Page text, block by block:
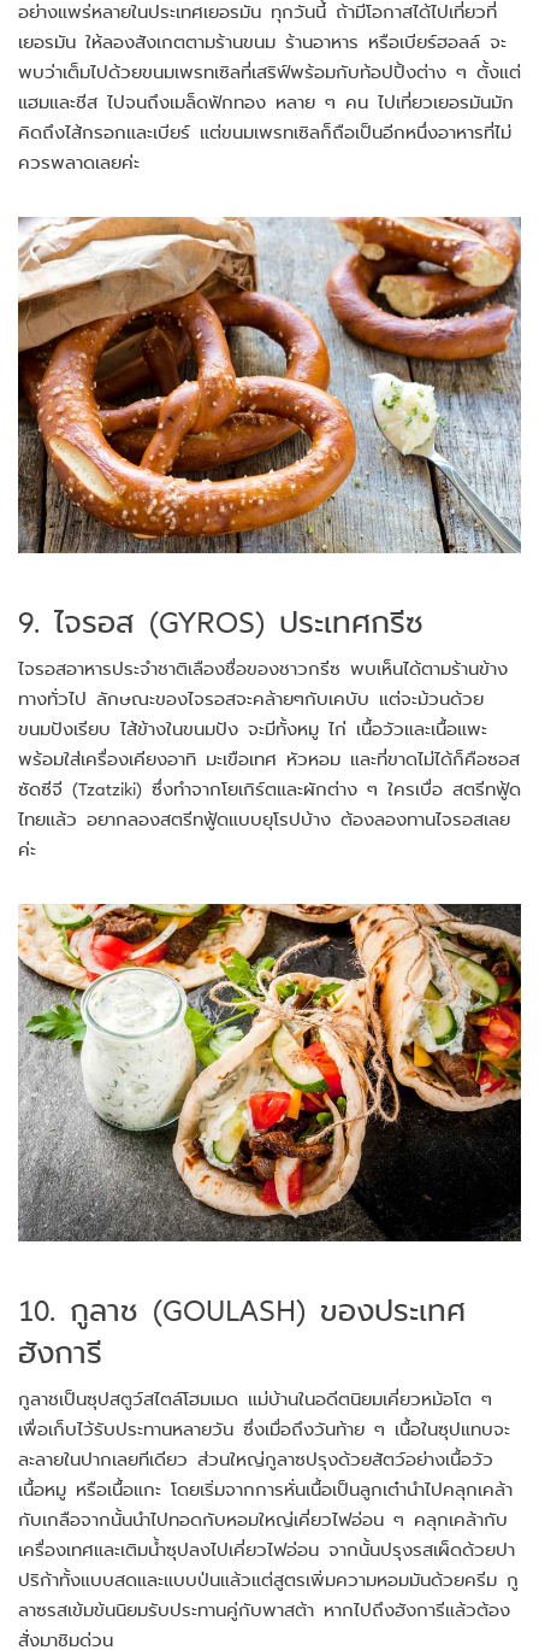
อย่างแพร่หลายในประเทศเยอรมัน ทุกวันนี้ ถ้ามีโอกาสได้ไปเที่ยวที่
เยอรมัน ให้ลองสังเกตตามร้านขนม ร้านอาหาร หรือเบียร์ฮอลล์ จะ
พบว่าเต็มไปด้วยขนมเพรทเซิลที่เสริฟ์พร้อมกับท้อปปิ้งต่าง ๆ ตั้งแต่
แฮมและชีส ไปจนถึงเมล็ดฟักทอง หลาย ๆ คน ไปเที่ยวเยอรมันมัก
คิดถึงไส้กรอกและเบียร์ แต่ขนมเพรทเซิลก็ถือเป็นอีกหนึ่งอาหารที่ไม่
ควรพลาดเลยค่ะ
9. ไจรอส (GYROS) ประเทศกรีซ
ไจรอสอาหารประจำชาติเลืองชื่อของชาวกรีซ พบเห็นได้ตามร้านข้าง
ทางทั่วไป ลักษณะของไจรอสจะคล้ายๆกับเคบับ แต่จะม้วนด้วย
ขนมปังเรียบ ไส้ข้างในขนมปัง จะมีทั้งหมู ไก่ เนื้อวัวและเนื้อแพะ
พร้อมใส่เครื่องเคียงอาทิ มะเขือเทศ หัวหอม และที่ขาดไม่ได้ก็คือซอส
ซัดซีจี (Tzatziki) ซึ่งทำจากโยเกิร์ตและผักต่าง ๆ ใครเบื่อ สตรีทฟู้ด
ไทยแล้ว อยากลองสตรีทฟู้ดแบบยุโรปบ้าง ต้องลองทานไจรอสเลย
ค่ะ
10. กูลาช (GOULASH) ของประเทศ
ฮังการี
กูลาชเป็นซุปสตูว์สไตล์โฮมเมด แม่บ้านในอดีตนิยมเคี่ยวหม้อโต ๆ
เพื่อเก็บไว้รับประทานหลายวัน ซึ่งเมื่อถึงวันท้าย ๆ เนื้อในซุปแทบจะ
ละลายในปากเลยทีเดียว ส่วนใหญ่กูลาซปรุงด้วยสัตว์อย่างเนื้อวัว
เนื้อหมู หรือเนื้อแกะ โดยเริ่มจากการหั่นเนื้อเป็นลูกเต๋านำไปคลุกเคล้า
กับเกลือจากนั้นนำไปทอดกับหอมใหญ่เคี่ยวไฟอ่อน ๆ คลุกเคล้ากับ
เครื่องเทศและเติมน้ำซุปลงไปเคี่ยวไฟอ่อน จากนั้นปรุงรสเผ็ดด้วยปา
ปริก้าทั้งแบบสดและแบบป่นแล้วแต่สูตรเพิ่มความหอมมันด้วยครีม กู
ลาซรสเข้มข้นนิยมรับประทานคู่กับพาสต้า หากไปถึงฮังการีแล้วต้อง
สั่งมาชิมด่วน